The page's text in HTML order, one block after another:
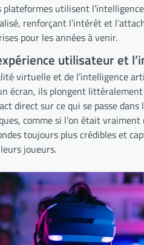
plateformes utilisent
renforçant l’intérêt et
pour les années à venir.
utilisateur et
virtuelle et de l’intelligence
écran, ils plongent
direct sur ce qui se passe dans
comme si l’on était
toujours plus crédibles et
joueurs.